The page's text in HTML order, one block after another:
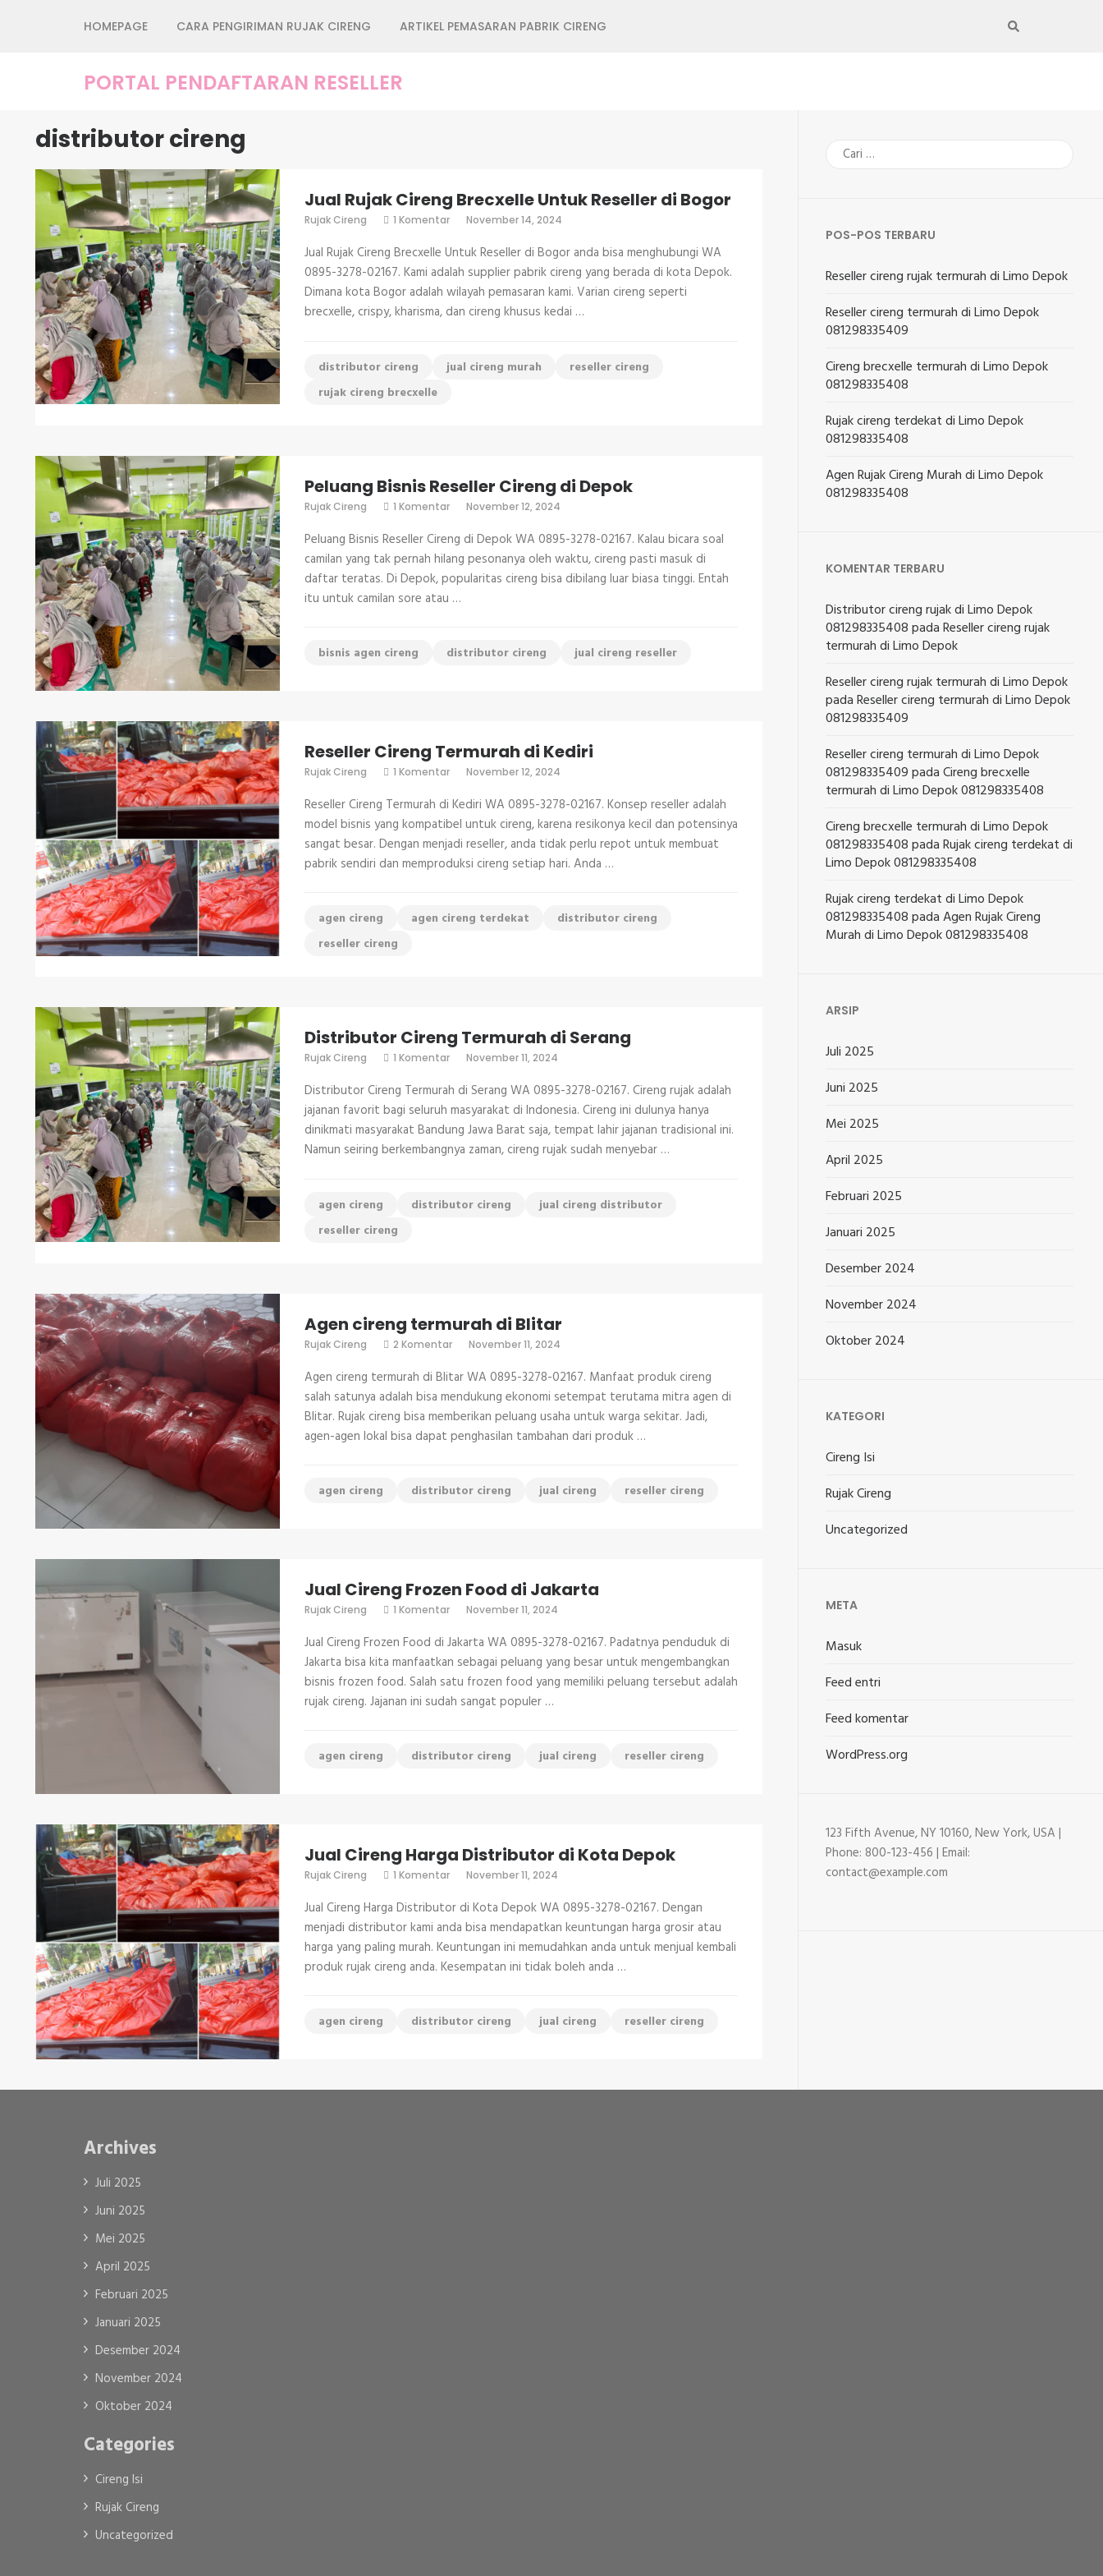
HOMEPAGE CARA PENGIRIMAN RUJAK CIRENG ARTIKEL PEMASARAN PABRIK CIRENG
PORTAL PENDAFTARAN RESELLER
distributor cireng
Jual Rujak Cireng Brecxelle Untuk Reseller di Bogor
Rujak Cireng 1 Komentarpada
Cireng
Brecxelle
Untuk
Reseller
di
Bogor
November 14, 2024
Jual Rujak Cireng Brecxelle Untuk Reseller di Bogor anda bisa menghubungi WA
0895-3278-02167. Kami adalah supplier pabrik cireng yang berada di kota Depok.
Dimana kota Bogor adalah wilayah pemasaran kami. Varian cireng seperti
brecxelle, crispy, kharisma, dan cireng khusus kedai …
distributor cireng jual cireng murah
reseller cireng
rujak cireng brecxelle
Peluang Bisnis Reseller Cireng di Depok
Rujak Cireng 1 Komentarpada
Reseller
Cireng
di
Depok
November 12, 2024
Peluang Bisnis Reseller Cireng di Depok WA 0895-3278-02167. Kalau bicara soal
camilan yang tak pernah hilang pesonanya oleh waktu, cireng pasti masuk di
daftar teratas. Di Depok, popularitas cireng bisa dibilang luar biasa tinggi. Entah
itu untuk camilan sore atau …
bisnis agen cireng distributor cireng jual cireng reseller
Reseller Cireng Termurah di Kediri
Rujak Cireng 1 Komentarpada
Termurah
di
Kediri
November 12, 2024
Reseller Cireng Termurah di Kediri WA 0895-3278-02167. Konsep reseller adalah
model bisnis yang kompatibel untuk cireng, karena resikonya kecil dan potensinya
sangat besar. Dengan menjadi reseller, anda tidak perlu repot untuk membuat
pabrik sendiri dan memproduksi cireng setiap hari. Anda …
agen cireng agen cireng terdekat
distributor cireng
reseller cireng
Distributor Cireng Termurah di Serang
Rujak Cireng 1 Komentarpada
Termurah
di
Serang
November 11, 2024
Distributor Cireng Termurah di Serang WA 0895-3278-02167. Cireng rujak adalah
jajanan favorit bagi seluruh masyarakat di Indonesia. Cireng ini dulunya hanya
dinikmati masyarakat Bandung Jawa Barat saja, tempat lahir jajanan tradisional ini.
Namun seiring berkembangnya zaman, cireng rujak sudah menyebar …
agen cireng distributor cireng
jual cireng distributor
reseller cireng
Agen cireng termurah di Blitar
Rujak Cireng 2 Komentarpada
termurah
di
Blitar
November 11, 2024
Agen cireng termurah di Blitar WA 0895-3278-02167. Manfaat produk cireng
salah satunya adalah bisa mendukung ekonomi setempat terutama mitra agen di
Blitar. Rujak cireng bisa memberikan peluang usaha untuk warga sekitar. Jadi,
agen-agen lokal bisa dapat penghasilan tambahan dari produk …
agen cireng distributor cireng jual cireng reseller cireng
Jual Cireng Frozen Food di Jakarta
Rujak Cireng 1 Komentarpada
Frozen
Food
di
Jakarta
November 11, 2024
Jual Cireng Frozen Food di Jakarta WA 0895-3278-02167. Padatnya penduduk di
Jakarta bisa kita manfaatkan sebagai peluang yang besar untuk mengembangkan
bisnis frozen food. Salah satu frozen food yang memiliki peluang tersebut adalah
rujak cireng. Jajanan ini sudah sangat populer …
agen cireng distributor cireng jual cireng reseller cireng
Jual Cireng Harga Distributor di Kota Depok
Rujak Cireng 1 Komentarpada
Harga
Distributor
di
Kota
November 11, 2024
Jual Cireng Harga Distributor di Kota Depok WA 0895-3278-02167. Dengan
menjadi distributor kami anda bisa mendapatkan keuntungan harga grosir atau
harga yang paling murah. Keuntungan ini memudahkan anda untuk menjual kembali
produk rujak cireng anda. Kesempatan ini tidak boleh anda …
agen cireng distributor cireng jual cireng reseller cireng
Cari
untuk:
POS-POS TERBARU
Reseller cireng rujak termurah di Limo Depok
Reseller cireng termurah di Limo Depok
081298335409
Cireng brecxelle termurah di Limo Depok
081298335408
Rujak cireng terdekat di Limo Depok
081298335408
Agen Rujak Cireng Murah di Limo Depok
081298335408
KOMENTAR TERBARU
Distributor cireng rujak di Limo Depok
081298335408padaReseller cireng rujak
termurah di Limo Depok
Reseller cireng rujak termurah di Limo Depok
padaReseller cireng termurah di Limo Depok
081298335409
Reseller cireng termurah di Limo Depok
081298335409padaCireng brecxelle
termurah di Limo Depok 081298335408
Cireng brecxelle termurah di Limo Depok
081298335408padaRujak cireng terdekat di
Limo Depok 081298335408
Rujak cireng terdekat di Limo Depok
081298335408padaAgen Rujak Cireng
Murah di Limo Depok 081298335408
ARSIP
Juli 2025
Juni 2025
Mei 2025
April 2025
Februari 2025
Januari 2025
Desember 2024
November 2024
Oktober 2024
KATEGORI
Cireng Isi
Rujak Cireng
Uncategorized
META
Masuk
Feed entri
Feed komentar
WordPress.org
123 Fifth Avenue, NY 10160, New York, USA |
Phone: 800-123-456 | Email:
contact@example.com
Archives
Juli 2025
Juni 2025
Mei 2025
April 2025
Februari 2025
Januari 2025
Desember 2024
November 2024
Oktober 2024
Categories
Cireng Isi
Rujak Cireng
Uncategorized